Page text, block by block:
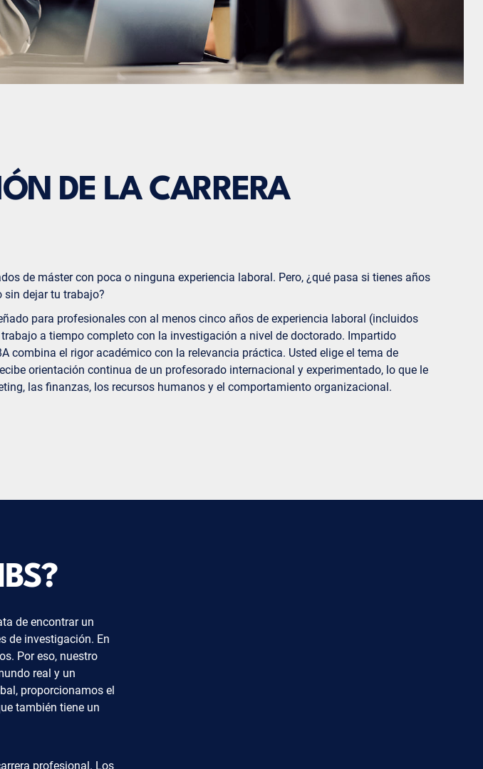
DE LA CARRERA
de máster con poca o ninguna experiencia laboral. Pero, ¿qué pasa si tienes años
sin dejar tu trabajo?
para profesionales con al menos cinco años de experiencia laboral (incluidos
a tiempo completo con la investigación a nivel de doctorado. Impartido
combina el rigor académico con la relevancia práctica. Usted elige el tema de
orientación continua de un profesorado internacional y experimentado, lo que le
las finanzas, los recursos humanos y el comportamiento organizacional.
de encontrar un
de investigación. En
Por eso, nuestro
real y un
proporcionamos el
también tiene un
profesional. Los